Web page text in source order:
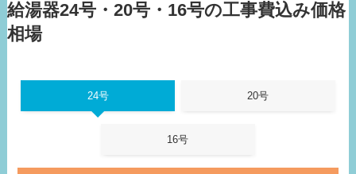
給湯器24号・20号・16号の工事費込み価格
相場
24号 20号
16号